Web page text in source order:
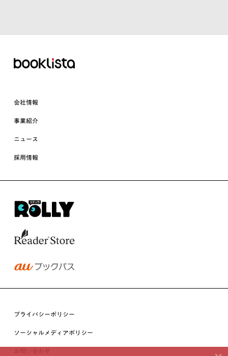
会社情報
事業紹介
ニュース
採用情報
プライバシーポリシー
ソーシャルメディアポリシー
お問い合わせ